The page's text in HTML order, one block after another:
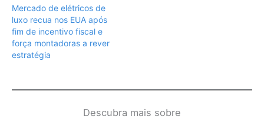
Mercado de elétricos de
luxo recua nos EUA após
fim de incentivo fiscal e
força montadoras a rever
estratégia
Descubra mais sobre